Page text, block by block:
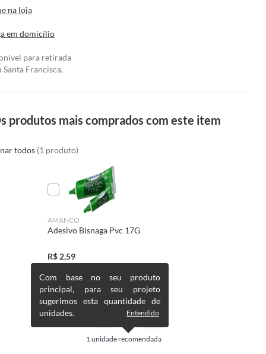
na loja
em domicílio
para retirada
Santa Francisca,
produtos mais comprados com este item
todos (1 produto)
AMANCO
Adesivo Bisnaga Pvc 17G
R$ 2,59
1 unidade recomendada
Com base no seu produto
principal, para seu projeto
sugerimos esta quantidade de
unidades.
Entendido